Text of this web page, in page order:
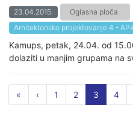
23.04.2015.
Oglasna ploča
Arhitektonsko projektovanje 4 -
Kamups, petak, 24.04. od
dolaziti u manjim grupama na
« ‹ 1 2 3 4